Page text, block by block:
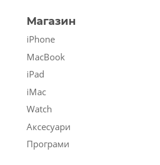
Магазин
iPhone
MacBook
iPad
iMac
Watch
Аксесуари
Програми